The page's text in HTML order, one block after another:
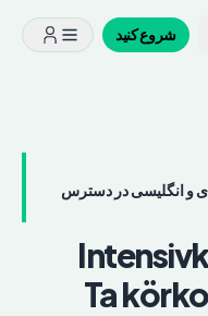
شروع کنید
و انگلیسی در دسترس
Ta